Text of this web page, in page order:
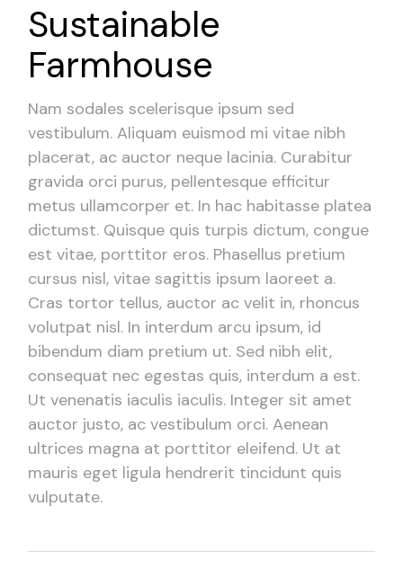
Sustainable
Farmhouse
Nam sodales scelerisque ipsum sed
vestibulum. Aliquam euismod mi vitae nibh
placerat, ac auctor neque lacinia. Curabitur
gravida orci purus, pellentesque efficitur
metus ullamcorper et. In hac habitasse platea
dictumst. Quisque quis turpis dictum, congue
est vitae, porttitor eros. Phasellus pretium
cursus nisl, vitae sagittis ipsum laoreet a.
Cras tortor tellus, auctor ac velit in, rhoncus
volutpat nisl. In interdum arcu ipsum, id
bibendum diam pretium ut. Sed nibh elit,
consequat nec egestas quis, interdum a est.
Ut venenatis iaculis iaculis. Integer sit amet
auctor justo, ac vestibulum orci. Aenean
ultrices magna at porttitor eleifend. Ut at
mauris eget ligula hendrerit tincidunt quis
vulputate.